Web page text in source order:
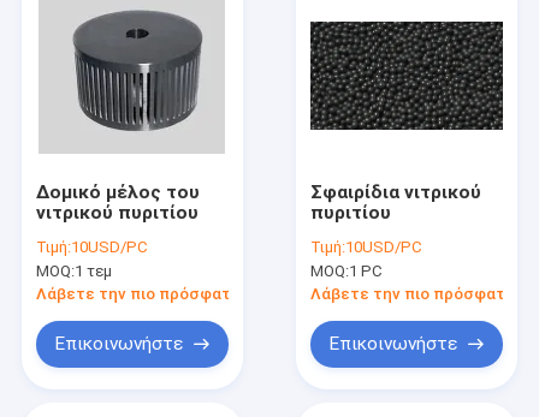
Δομικό μέλος του
νιτρικού πυριτίου
Τιμή:10USD/PC
MOQ:1 τεμ
Λάβετε την πιο πρόσφατη τιμή
Επικοινωνήστε
Σφαιρίδια νιτρικού
πυριτίου
Τιμή:10USD/PC
MOQ:1 PC
Λάβετε την πιο πρόσφατη
Επικοινωνήστε